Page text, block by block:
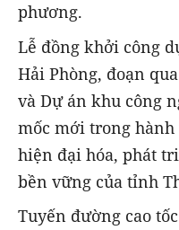
phương.
Lễ đồng khởi công
Hải Phòng, đoạn
và Dự án khu công
mốc mới trong
hiện đại hóa, phát
bền vững của tỉnh
Tuyến đường cao